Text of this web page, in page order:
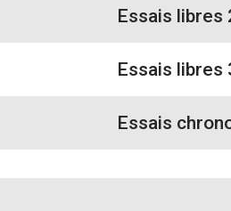
Essais libres
Essais libres
Essais